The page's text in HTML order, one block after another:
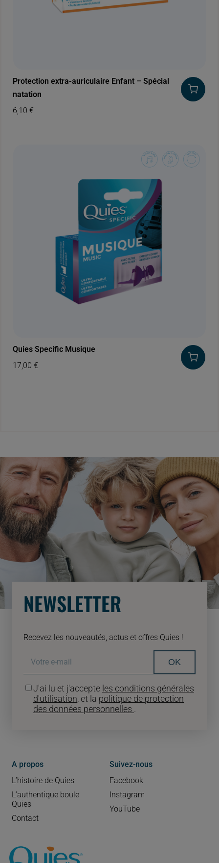
Protection extra-auriculaire Enfant – Spécial
natation
6,10€
Quies Specific Musique
17,00€
A propos
L’histoire de Quies
L’authentique boule
Quies
Contact
Suivez-nous
Facebook
Instagram
YouTube
NEWSLETTER
Recevez les nouveautés, actus et offres Quies !
OK
J'ai lu et j'accepte les conditions générales
d'utilisation, et la politique de protection
des données personnelles .